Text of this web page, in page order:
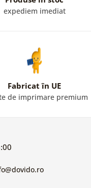
expediem imediat
Fabricat în UE
de imprimare premium